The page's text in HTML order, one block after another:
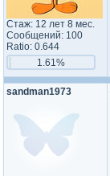
Стаж: 12 лет 8 мес.
Сообщений: 100
Ratio: 0.644
1.61%
sandman1973